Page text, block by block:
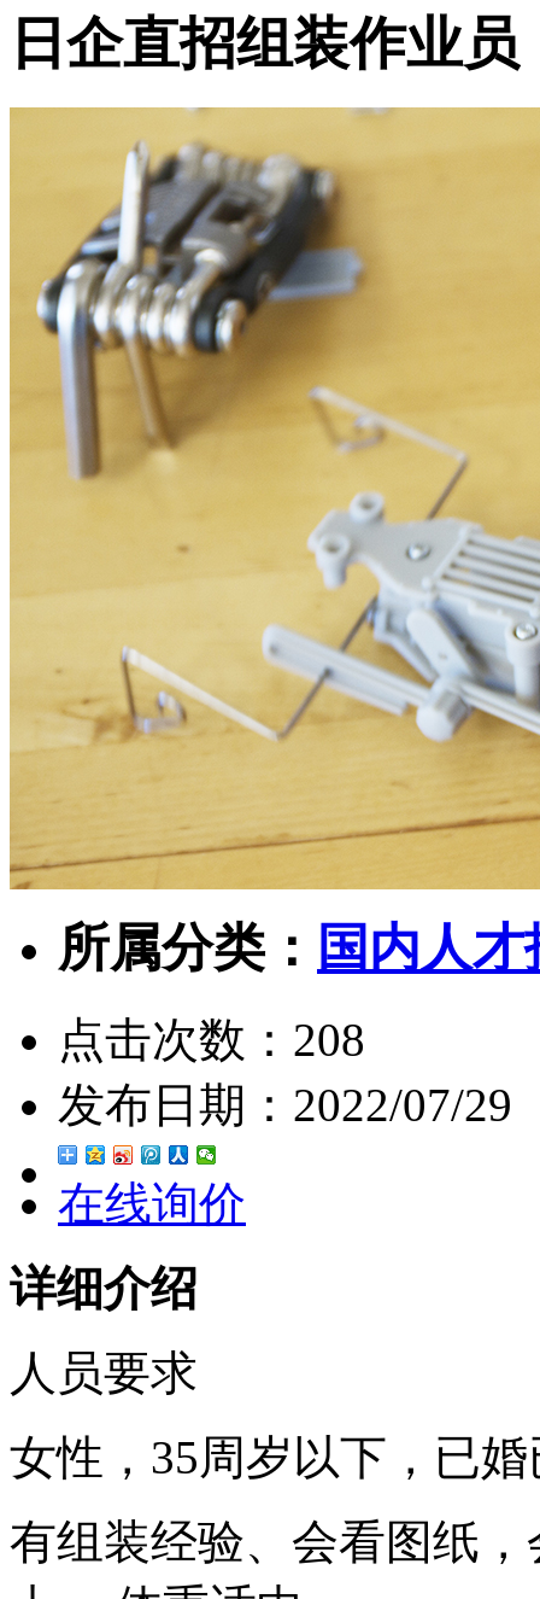
日企直招组装作业员
所属分类： 国内人
点击次数： 208
发布日期： 2022/07/29
在线询价
详细介绍
人员要求
女性，35周岁以下，已
有组装经验、会看图纸